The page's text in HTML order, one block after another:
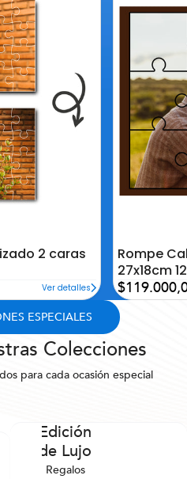
2 caras
Ver detalles
la
deseos
Rompe
27x18cm
Precio
de
oferta
ESPECIALES
Colecciones
para cada ocasión especial
Edición
de Lujo
Regalos